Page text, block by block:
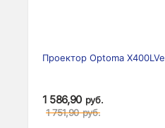
Проектор Optoma X400LVe
1 586,90 руб.
1 751,90 руб.